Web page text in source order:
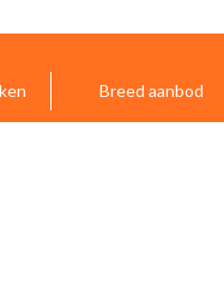
Breed aanbod